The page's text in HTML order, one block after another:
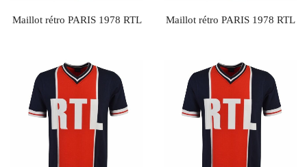
Maillot rétro PARIS 1978 RTL Maillot rétro PARIS 1978 RTL